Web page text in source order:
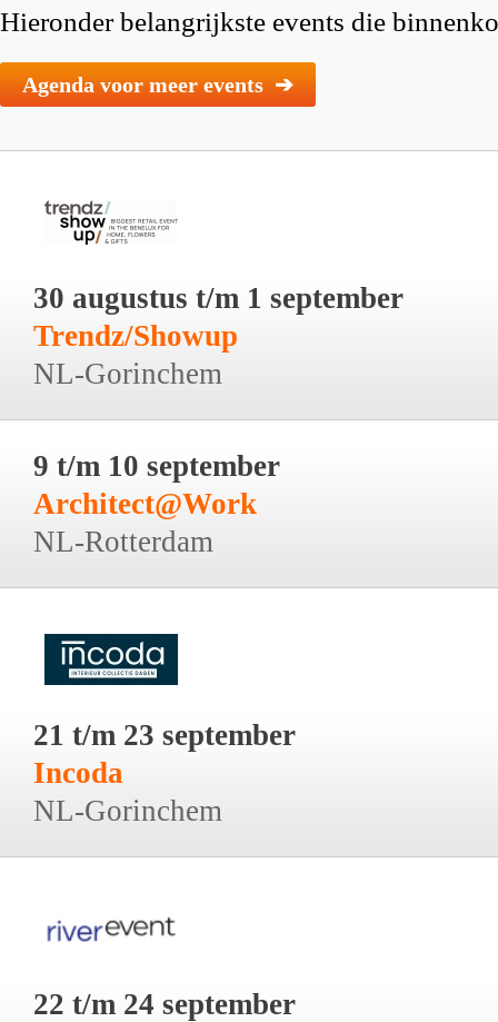
Hieronder belangrijkste events die
Agenda voor meer events ➔
30 augustus t/m 1 september
Trendz/Showup
NL-Gorinchem
9 t/m 10 september
Architect@Work
NL-Rotterdam
21 t/m 23 september
Incoda
NL-Gorinchem
22 t/m 24 september